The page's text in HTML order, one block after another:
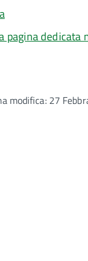
dedicata
modifica: 27